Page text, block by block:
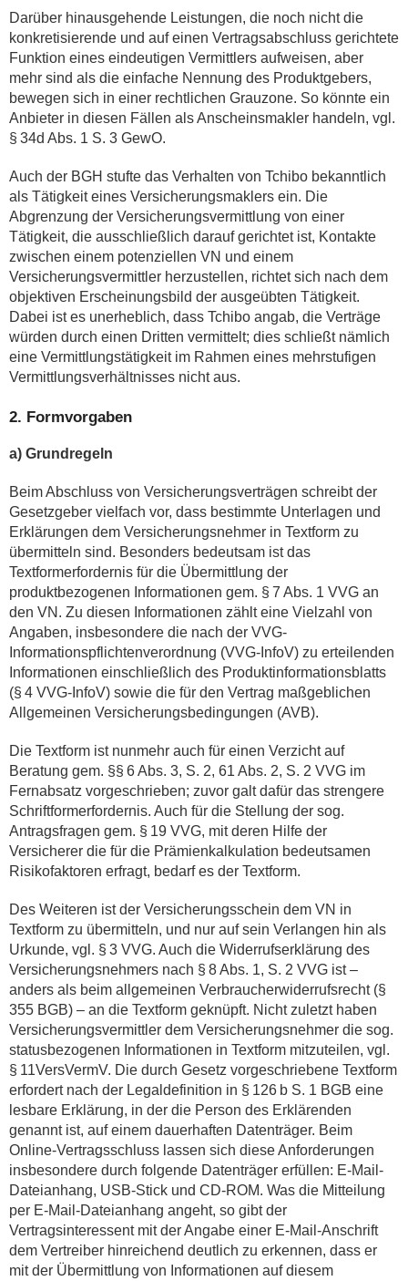
Darüber hinausgehende Leistungen, die noch nicht die
konkretisierende und auf einen Vertragsabschluss gerichtete
Funktion eines eindeutigen Vermittlers aufweisen, aber
mehr sind als die einfache Nennung des Produktgebers,
bewegen sich in einer rechtlichen Grauzone. So könnte ein
Anbieter in diesen Fällen als Anscheinsmakler handeln, vgl.
§ 34d Abs. 1 S. 3 GewO.
Auch der BGH stufte das Verhalten von Tchibo bekanntlich
als Tätigkeit eines Versicherungsmaklers ein. Die
Abgrenzung der Versicherungsvermittlung von einer
Tätigkeit, die ausschließlich darauf gerichtet ist, Kontakte
zwischen einem potenziellen VN und einem
Versicherungsvermittler herzustellen, richtet sich nach dem
objektiven Erscheinungsbild der ausgeübten Tätigkeit.
Dabei ist es unerheblich, dass Tchibo angab, die Verträge
würden durch einen Dritten vermittelt; dies schließt nämlich
eine Vermittlungstätigkeit im Rahmen eines mehrstufigen
Vermittlungsverhältnisses nicht aus.
2. Formvorgaben
a) Grundregeln
Beim Abschluss von Versicherungsverträgen schreibt der
Gesetzgeber vielfach vor, dass bestimmte Unterlagen und
Erklärungen dem Versicherungsnehmer in Textform zu
übermitteln sind. Besonders bedeutsam ist das
Textformerfordernis für die Übermittlung der
produktbezogenen Informationen gem. § 7 Abs. 1 VVG an
den VN. Zu diesen Informationen zählt eine Vielzahl von
Angaben, insbesondere die nach der VVG-
Informationspflichtenverordnung (VVG-InfoV) zu erteilenden
Informationen einschließlich des Produktinformationsblatts
(§ 4 VVG-InfoV) sowie die für den Vertrag maßgeblichen
Allgemeinen Versicherungsbedingungen (AVB).
Die Textform ist nunmehr auch für einen Verzicht auf
Beratung gem. §§ 6 Abs. 3, S. 2, 61 Abs. 2, S. 2 VVG im
Fernabsatz vorgeschrieben; zuvor galt dafür das strengere
Schriftformerfordernis. Auch für die Stellung der sog.
Antragsfragen gem. § 19 VVG, mit deren Hilfe der
Versicherer die für die Prämienkalkulation bedeutsamen
Risikofaktoren erfragt, bedarf es der Textform.
Des Weiteren ist der Versicherungsschein dem VN in
Textform zu übermitteln, und nur auf sein Verlangen hin als
Urkunde, vgl. § 3 VVG. Auch die Widerrufserklärung des
Versicherungsnehmers nach § 8 Abs. 1, S. 2 VVG ist –
anders als beim allgemeinen Verbraucherwiderrufsrecht (§
355 BGB) – an die Textform geknüpft. Nicht zuletzt haben
Versicherungsvermittler dem Versicherungsnehmer die sog.
statusbezogenen Informationen in Textform mitzuteilen, vgl.
§ 11VersVermV. Die durch Gesetz vorgeschriebene Textform
erfordert nach der Legaldefinition in § 126 b S. 1 BGB eine
lesbare Erklärung, in der die Person des Erklärenden
genannt ist, auf einem dauerhaften Datenträger. Beim
Online-Vertragsschluss lassen sich diese Anforderungen
insbesondere durch folgende Datenträger erfüllen: E-Mail-
Dateianhang, USB-Stick und CD-ROM. Was die Mitteilung
per E-Mail-Dateianhang angeht, so gibt der
Vertragsinteressent mit der Angabe einer E-Mail-Anschrift
dem Vertreiber hinreichend deutlich zu erkennen, dass er
mit der Übermittlung von Informationen auf diesem